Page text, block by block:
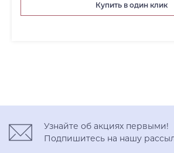
Купить в один клик
Узнайте об акциях первыми!
Подпишитесь на нашу